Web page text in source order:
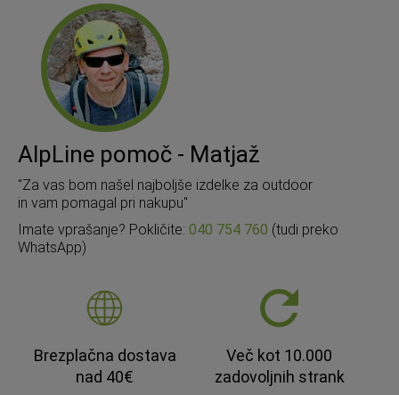
AlpLine pomoč - Matjaž
"Za vas bom našel najboljše izdelke za outdoor
in vam pomagal pri nakupu"
Imate vprašanje? Pokličite: 040 754 760 (tudi preko
WhatsApp)
Brezplačna dostava
nad 40€
Več kot 10.000
zadovoljnih strank